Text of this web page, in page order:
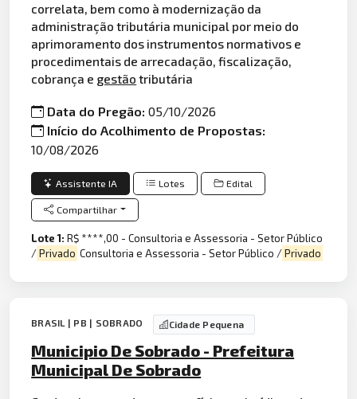
correlata, bem como à modernização da
administração tributária municipal por meio do
aprimoramento dos instrumentos normativos e
procedimentais de arrecadação, fiscalização,
cobrança e gestão tributária
Data do Pregão:05/10/2026
Início do Acolhimento de Propostas:
10/08/2026
Assistente IA Lotes Edital
Compartilhar
Lote 1:R$ ****,00 - Consultoria e Assessoria - Setor Público
/Privado Consultoria e Assessoria - Setor Público /Privado
BRASIL | PB | SOBRADO Cidade Pequena
Municipio De Sobrado - Prefeitura
Municipal De Sobrado